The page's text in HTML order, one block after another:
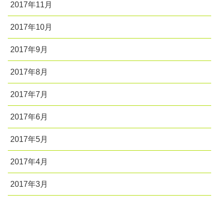
2017年11月
2017年10月
2017年9月
2017年8月
2017年7月
2017年6月
2017年5月
2017年4月
2017年3月